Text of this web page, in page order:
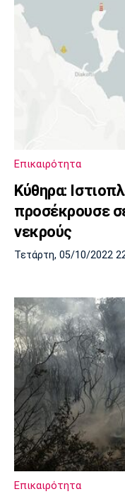
Επικαιρότητα
Κύθηρα:
προσέκρουσε
νεκρούς
Τετάρτη, 05/10/2022
Επικαιρότητα